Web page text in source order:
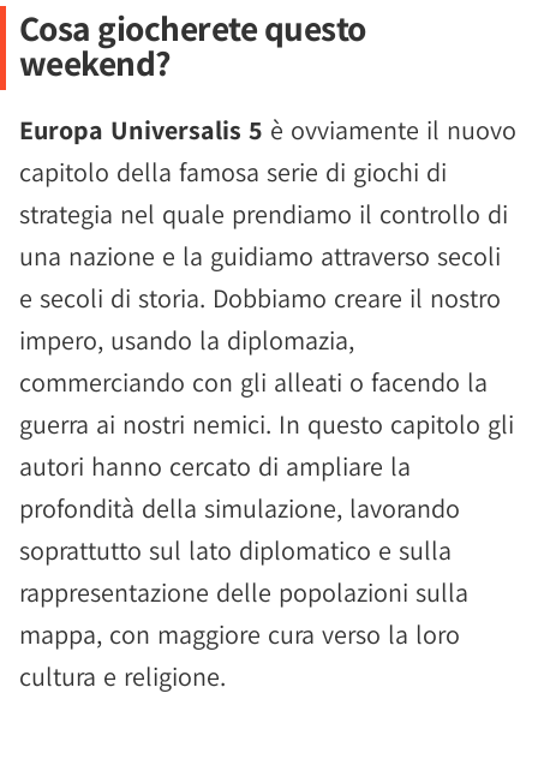
Cosa giocherete questo
weekend?
Europa Universalis 5 è ovviamente il nuovo
capitolo della famosa serie di giochi di
strategia nel quale prendiamo il controllo di
una nazione e la guidiamo attraverso secoli
e secoli di storia. Dobbiamo creare il nostro
impero, usando la diplomazia,
commerciando con gli alleati o facendo la
guerra ai nostri nemici. In questo capitolo gli
autori hanno cercato di ampliare la
profondità della simulazione, lavorando
soprattutto sul lato diplomatico e sulla
rappresentazione delle popolazioni sulla
mappa, con maggiore cura verso la loro
cultura e religione.